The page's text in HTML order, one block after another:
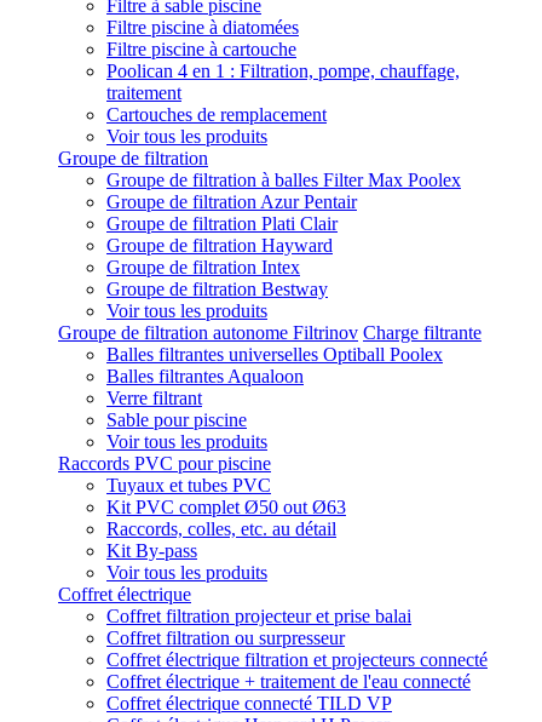
Filtre à sable piscine
Filtre piscine à diatomées
Filtre piscine à cartouche
Poolican 4 en 1 : Filtration, pompe, chauffage,
traitement
Cartouches de remplacement
Voir tous les produits
Groupe de filtration
Groupe de filtration à balles Filter Max Poolex
Groupe de filtration Azur Pentair
Groupe de filtration Plati Clair
Groupe de filtration Hayward
Groupe de filtration Intex
Groupe de filtration Bestway
Voir tous les produits
Groupe de filtration autonome Filtrinov Charge filtrante
Balles filtrantes universelles Optiball Poolex
Balles filtrantes Aqualoon
Verre filtrant
Sable pour piscine
Voir tous les produits
Raccords PVC pour piscine
Tuyaux et tubes PVC
Kit PVC complet Ø50 out Ø63
Raccords, colles, etc. au détail
Kit By-pass
Voir tous les produits
Coffret électrique
Coffret filtration projecteur et prise balai
Coffret filtration ou surpresseur
Coffret électrique filtration et projecteurs connecté
Coffret électrique + traitement de l'eau connecté
Coffret électrique connecté TILD VP